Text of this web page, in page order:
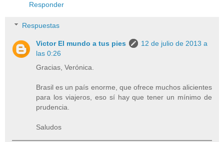
Responder
Respuestas
Victor El mundo a tus pies
12 de julio de 2013 a
las 0:26
Gracias, Verónica.
Brasil es un país enorme, que ofrece muchos alicientes
para los viajeros, eso sí hay que tener un mínimo de
prudencia.
Saludos